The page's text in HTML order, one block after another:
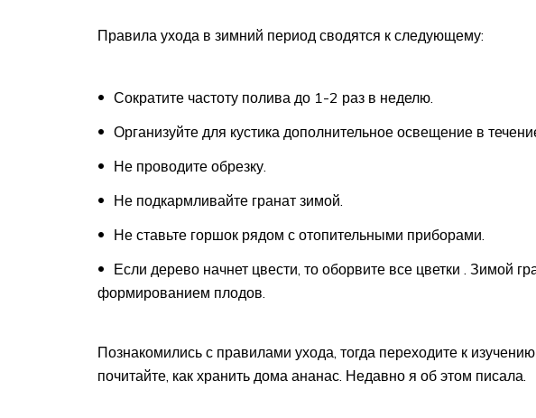
Правила ухода в зимний период сводятся к следующему:
Сократите частоту полива до 1-2 раз в неделю.
Организуйте для кустика дополнительное освещение в
Не проводите обрезку.
Не подкармливайте гранат зимой.
Не ставьте горшок рядом с отопительными приборами.
Если дерево начнет цвести, то оборвите все цветки . Зимой
формированием плодов.
Познакомились с правилами ухода, тогда переходите к
почитайте, как хранить дома ананас. Недавно я об этом писала.